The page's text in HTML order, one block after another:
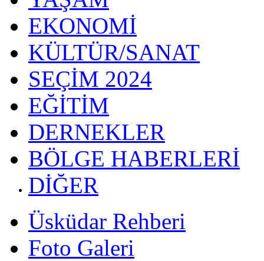
EKONOMİ
KÜLTÜR/SANAT
SEÇİM 2024
EĞİTİM
DERNEKLER
BÖLGE HABERLERİ
DİĞER
Üsküdar Rehberi
Foto Galeri